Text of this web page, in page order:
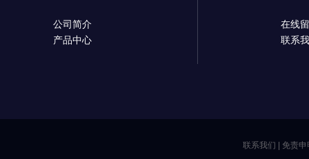
公司简介
产品中心
在线
联系
联系我们 免责申